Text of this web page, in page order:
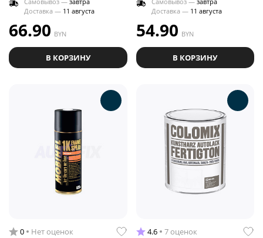
Доставка — 11 августа
66.90 BYN
В КОРЗИНУ
Доставка — 11 августа
54.90 BYN
В КОРЗИНУ
0 Нет оценок 4.6 7 оценок